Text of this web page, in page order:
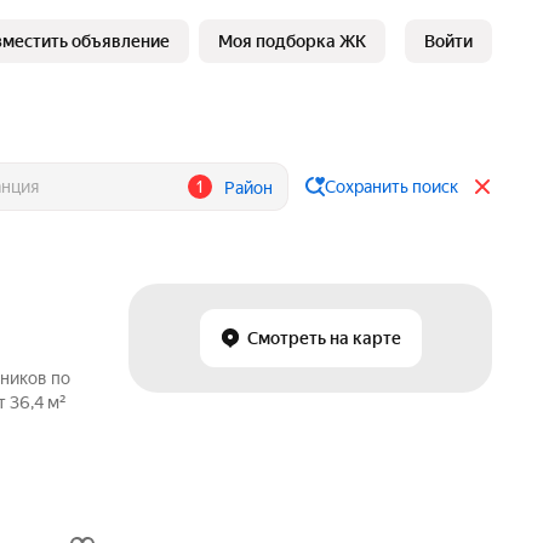
объявление Моя подборка ЖК Войти
1 Район Сохранить поиск
Смотреть на карте
по
36,4 м²